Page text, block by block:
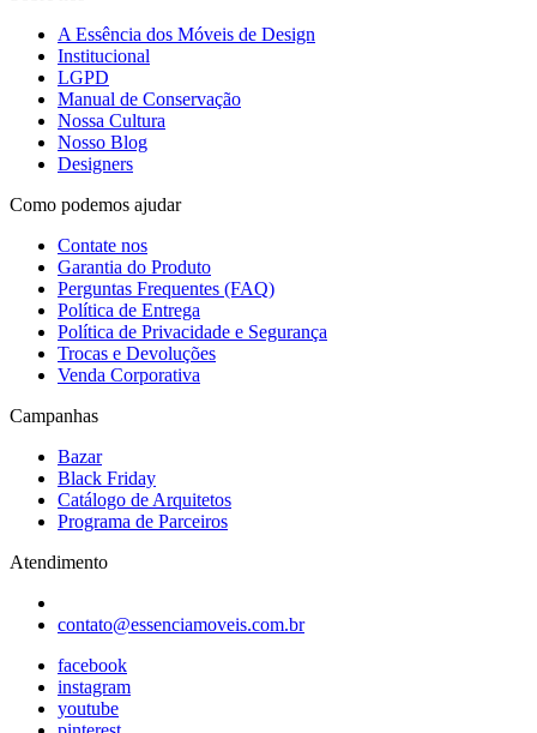
A Essência dos Móveis de Design
Institucional
LGPD
Manual de Conservação
Nossa Cultura
Nosso Blog
Designers
Como podemos ajudar
Contate nos
Garantia do Produto
Perguntas Frequentes (FAQ)
Política de Entrega
Política de Privacidade e Segurança
Trocas e Devoluções
Venda Corporativa
Campanhas
Bazar
Black Friday
Catálogo de Arquitetos
Programa de Parceiros
Atendimento
contato@essenciamoveis.com.br
facebook
instagram
youtube